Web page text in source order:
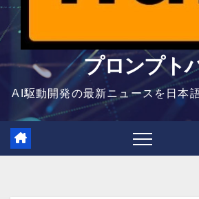
プロンプト
AI駆動開発の最新ニュースを日本